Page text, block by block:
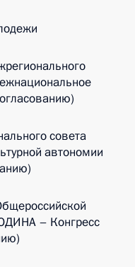
совета
автономии
– Конгресс